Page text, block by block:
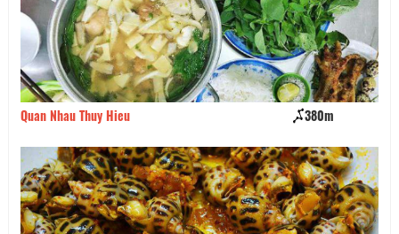
Quan Nhau Thuy Hieu 380m